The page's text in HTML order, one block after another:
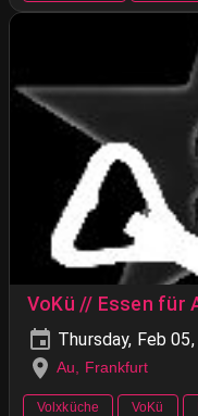
VoKü // Essen für
Thursday, Feb
Au, Frankfurt
Volxküche VoKü